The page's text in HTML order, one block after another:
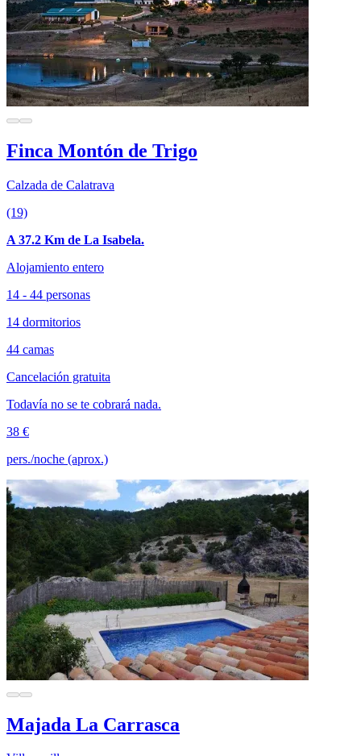
Finca Montón de Trigo
Calzada de Calatrava
(19)
A 37.2 Km de La Isabela.
Alojamiento entero
14 - 44 personas
14 dormitorios
44 camas
Cancelación gratuita
Todavía no se te cobrará nada.
38 €
pers./noche (aprox.)
Majada La Carrasca